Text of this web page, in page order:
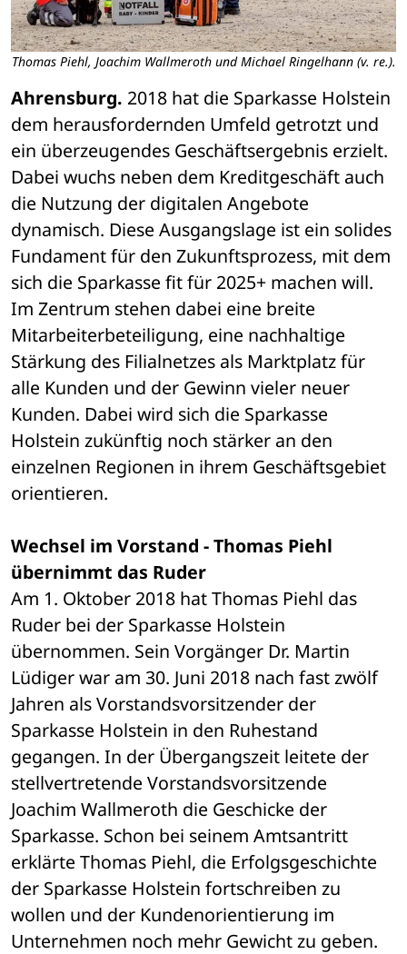
Thomas Piehl, Joachim Wallmeroth und Michael Ringelhann (v. re.).
Ahrensburg. 2018 hat die Sparkasse Holstein
dem herausfordernden Umfeld getrotzt und
ein überzeugendes Geschäftsergebnis erzielt.
Dabei wuchs neben dem Kreditgeschäft auch
die Nutzung der digitalen Angebote
dynamisch. Diese Ausgangslage ist ein solides
Fundament für den Zukunftsprozess, mit dem
sich die Sparkasse fit für 2025+ machen will.
Im Zentrum stehen dabei eine breite
Mitarbeiterbeteiligung, eine nachhaltige
Stärkung des Filialnetzes als Marktplatz für
alle Kunden und der Gewinn vieler neuer
Kunden. Dabei wird sich die Sparkasse
Holstein zukünftig noch stärker an den
einzelnen Regionen in ihrem Geschäftsgebiet
orientieren.
Wechsel im Vorstand - Thomas Piehl
übernimmt das Ruder
Am 1. Oktober 2018 hat Thomas Piehl das
Ruder bei der Sparkasse Holstein
übernommen. Sein Vorgänger Dr. Martin
Lüdiger war am 30. Juni 2018 nach fast zwölf
Jahren als Vorstandsvorsitzender der
Sparkasse Holstein in den Ruhestand
gegangen. In der Übergangszeit leitete der
stellvertretende Vorstandsvorsitzende
Joachim Wallmeroth die Geschicke der
Sparkasse. Schon bei seinem Amtsantritt
erklärte Thomas Piehl, die Erfolgsgeschichte
der Sparkasse Holstein fortschreiben zu
wollen und der Kundenorientierung im
Unternehmen noch mehr Gewicht zu geben.